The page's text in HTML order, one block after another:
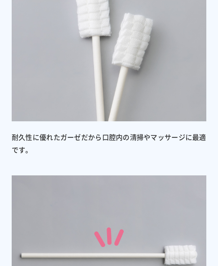
耐久性に優れたガーゼだから口腔内の清掃やマッサージに最適
です。